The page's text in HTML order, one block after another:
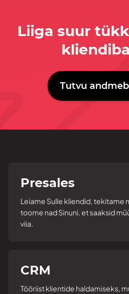
Liiga suur
Tutvu
Presales
Leiame Sulle kliendid, tekitame
toome nad Sinuni, et saaksid
viia.
CRM
Tööriist klientide haldamiseks,